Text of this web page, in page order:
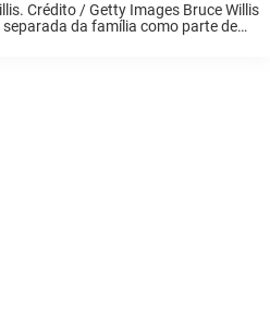
Crédito / Getty Images Bruce Willis
da família como parte de